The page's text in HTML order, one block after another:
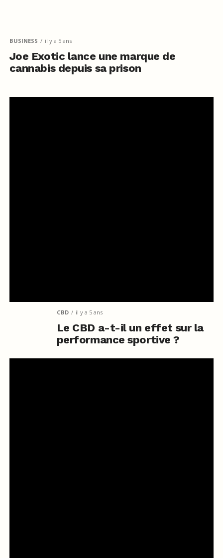
BUSINESS il y a 5 ans
Joe Exotic lance une marque de
cannabis depuis sa prison
CBD il y a 5 ans
Le CBD a-t-il un effet sur la
performance sportive ?